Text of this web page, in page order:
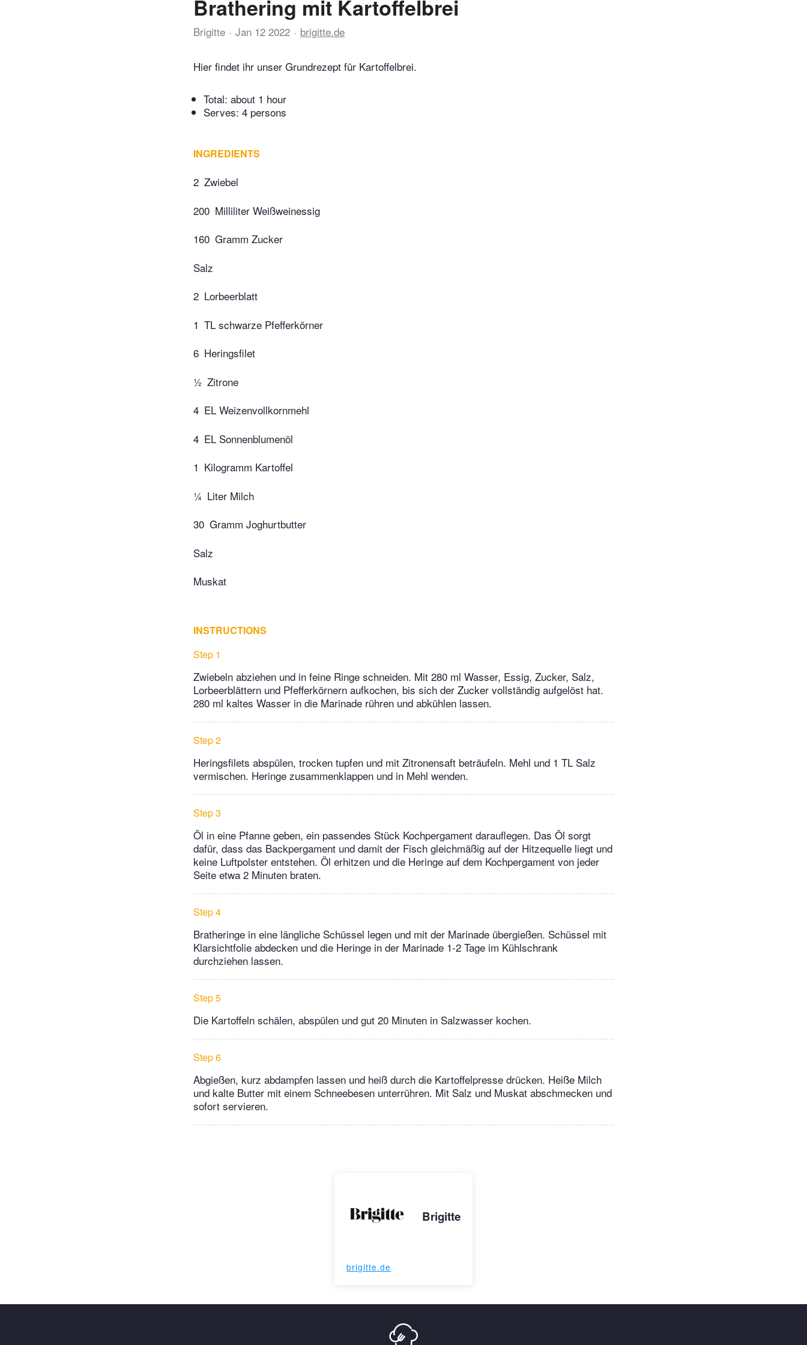
Brathering mit Kartoffelbrei
Brigitte Jan 12 2022 brigitte.de
Hier findet ihr unser Grundrezept für Kartoffelbrei.
Total: about 1 hour
Serves: 4 persons
INGREDIENTS
2 Zwiebel
200 Milliliter Weißweinessig
160 Gramm Zucker
Salz
2 Lorbeerblatt
1 TL schwarze Pfefferkörner
6 Heringsfilet
½ Zitrone
4 EL Weizenvollkornmehl
4 EL Sonnenblumenöl
1 Kilogramm Kartoffel
¼ Liter Milch
30 Gramm Joghurtbutter
Salz
Muskat
INSTRUCTIONS
Step 1
Zwiebeln abziehen und in feine Ringe schneiden. Mit 280 ml Wasser, Essig, Zucker, Salz,
Lorbeerblättern und Pfefferkörnern aufkochen, bis sich der Zucker vollständig aufgelöst hat.
280 ml kaltes Wasser in die Marinade rühren und abkühlen lassen.
Step 2
Heringsfilets abspülen, trocken tupfen und mit Zitronensaft beträufeln. Mehl und 1 TL Salz
vermischen. Heringe zusammenklappen und in Mehl wenden.
Step 3
Öl in eine Pfanne geben, ein passendes Stück Kochpergament darauflegen. Das Öl sorgt
dafür, dass das Backpergament und damit der Fisch gleichmäßig auf der Hitzequelle liegt und
keine Luftpolster entstehen. Öl erhitzen und die Heringe auf dem Kochpergament von jeder
Seite etwa 2 Minuten braten.
Step 4
Bratheringe in eine längliche Schüssel legen und mit der Marinade übergießen. Schüssel mit
Klarsichtfolie abdecken und die Heringe in der Marinade 1-2 Tage im Kühlschrank
durchziehen lassen.
Step 5
Die Kartoffeln schälen, abspülen und gut 20 Minuten in Salzwasser kochen.
Step 6
Abgießen, kurz abdampfen lassen und heiß durch die Kartoffelpresse drücken. Heiße Milch
und kalte Butter mit einem Schneebesen unterrühren. Mit Salz und Muskat abschmecken und
sofort servieren.
Brigitte
brigitte.de